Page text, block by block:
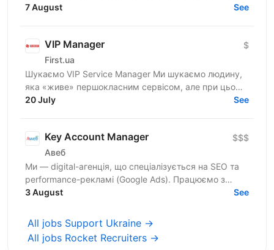
розробляємо високопродуктивні ігрові системи з...
7 August See
VIP Manager
First.ua
$
Шукаємо VIP Service Manager Ми шукаємо людину,
яка «живе» першокласним сервісом, але при цьому
має «зуби» для продажів. Ти станеш справжнім
20 July See
Key Account Manager
Авеб
$$$
Ми — digital-агенція, що спеціалізується на SEO та
performance-рекламі (Google Ads). Працюємо з
середнім бізнесом в Україні, США, Канаді,
3 August See
All jobs Support Ukraine →
All jobs Rocket Recruiters →